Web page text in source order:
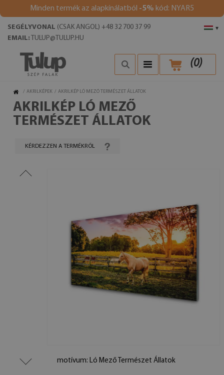
Minden termék az alapkínálatból -5% kód: NYAR5
▾
SEGÉLYVONAL (CSAK ANGOL) +48 32 700 37 99
EMAIL: TULUP@TULUP.HU
(0)
/ AKRILKÉPEK / AKRILKÉP LÓ MEZŐ TERMÉSZET ÁLLATOK
AKRILKÉP LÓ MEZŐ
TERMÉSZET ÁLLATOK
KÉRDEZZEN A TERMÉKRŐL
motívum: Ló Mező Természet Állatok